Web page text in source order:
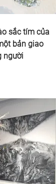
sắc tím của
bản giao
người